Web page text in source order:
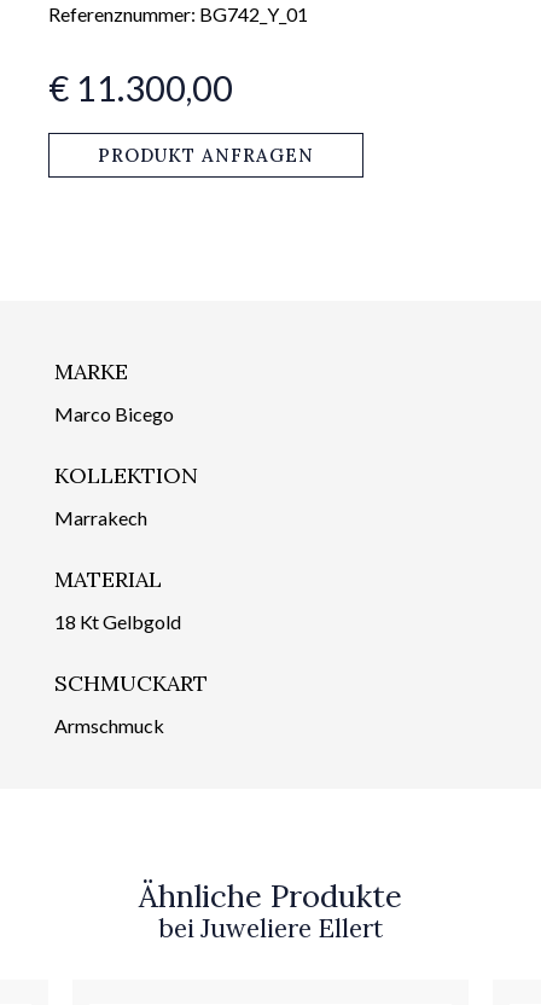
Referenznummer: BG742_Y_01
€ 11.300,00
PRODUKT ANFRAGEN
MARKE
Marco Bicego
KOLLEKTION
Marrakech
MATERIAL
18 Kt Gelbgold
SCHMUCKART
Armschmuck
Ähnliche Produkte
bei Juweliere Ellert